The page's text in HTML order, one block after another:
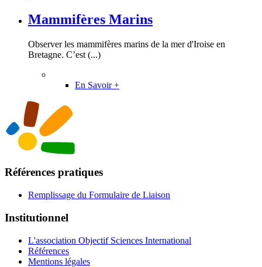
Mammifères Marins
Observer les mammifères marins de la mer d'Iroise en
Bretagne. C’est (...)
En Savoir +
Références pratiques
Remplissage du Formulaire de Liaison
Institutionnel
L'association Objectif Sciences International
Références
Mentions légales